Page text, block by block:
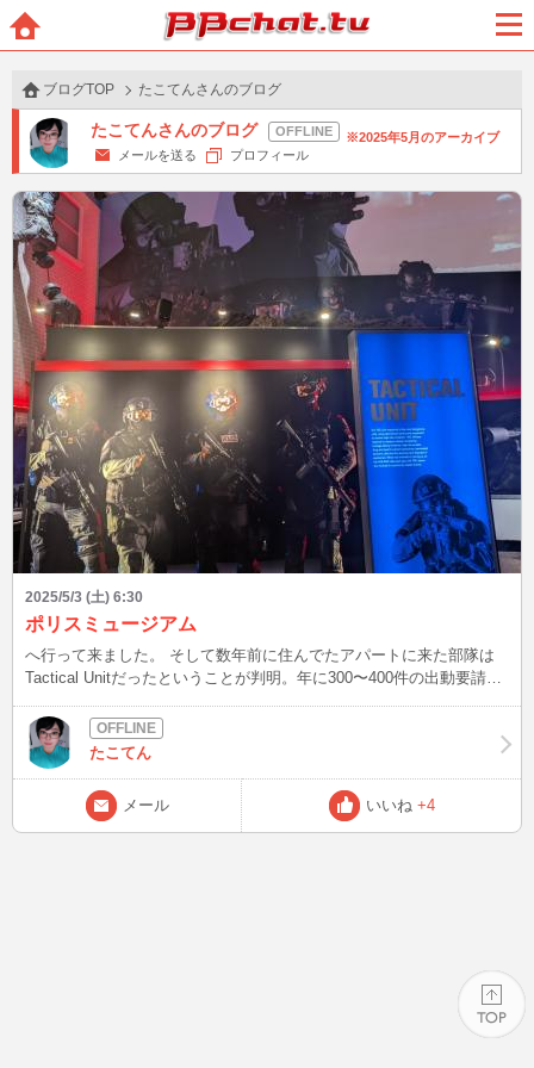
BBchatTV
ブログTOP たこてんさんのブログ
たこてんさんのブログ
2025年5月のアーカイブ
メールを送る
プロフィール
2025/5/3 (土) 6:30
ポリスミュージアム
へ行って来ました。 そして数年前に住んでたアパートに来た部隊は
Tactical Unitだったということが判明。年に300〜400件の出動要請が
のか。 日本に行くので日本語ばかり見てたので英語を読むとやっぱ
頭が鍛えられますね笑 それではまたー
たこてん
メール いいね +4